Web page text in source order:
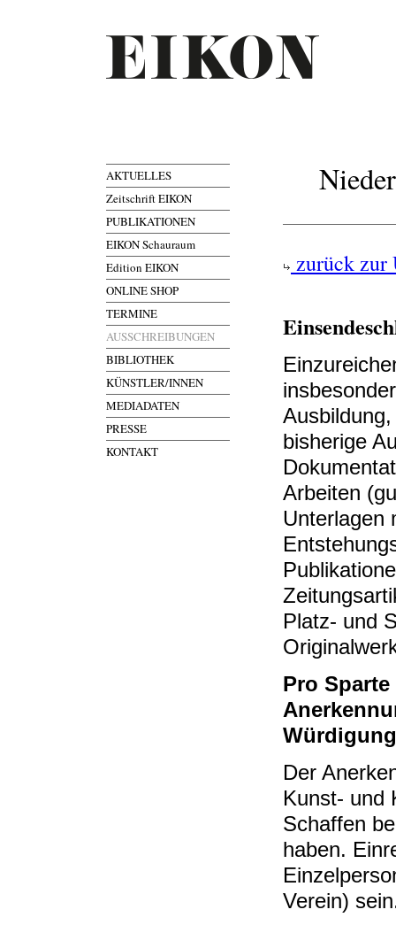
AKTUELLES
Zeitschrift EIKON
PUBLIKATIONEN
EIKON Schauraum
Edition EIKON
ONLINE SHOP
TERMINE
AUSSCHREIBUNGEN
BIBLIOTHEK
KÜNSTLER/INNEN
MEDIADATEN
PRESSE
KONTAKT
zurück zur
bisherige
Arbeiten
Unterlagen
Platz- und
Pro Sparte
Der
Kunst- und
Schaffen
haben.
Verein)